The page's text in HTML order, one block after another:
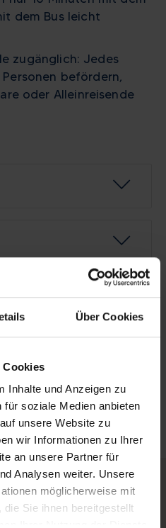
Über Cookies
Cookies
Inhalte und Anzeigen zu
soziale Medien anbieten
unsere Website zu
wir Informationen zu Ihrer
an unsere Partner für
Analysen weiter. Unsere
möglicherweise mit
Sie ihnen bereitgestellt
dem Bus leicht
zugänglich: Jedes
befördern,
oder Alleinreisende